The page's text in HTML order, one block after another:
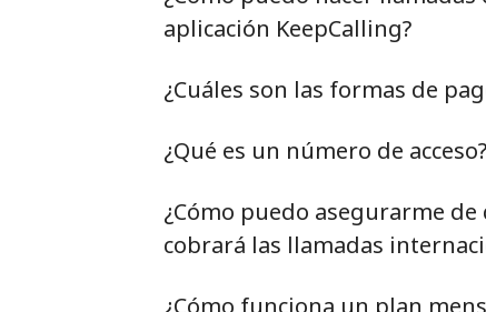
aplicación KeepCalling?
¿Cuáles son las formas de
¿Qué es un número de acceso?
¿Cómo puedo asegurarme
cobrará las llamadas
¿Cómo funciona un plan